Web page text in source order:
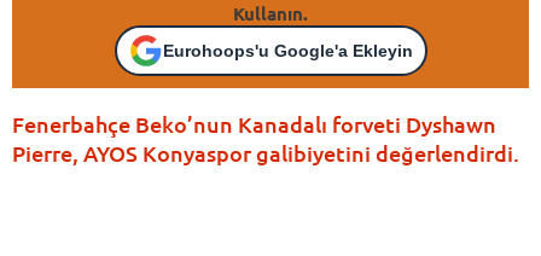
Kullanın.
Eurohoops'u Google'a Ekleyin
Fenerbahçe Beko’nun Kanadalı forveti Dyshawn
Pierre, AYOS Konyaspor galibiyetini değerlendirdi.